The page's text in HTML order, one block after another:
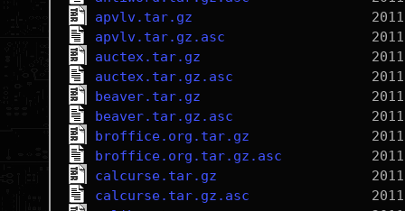
apvlv.tar.gz
apvlv.tar.gz.asc
auctex.tar.gz
auctex.tar.gz.asc
beaver.tar.gz
beaver.tar.gz.asc
broffice.org.tar.gz
broffice.org.tar.gz.asc
calcurse.tar.gz
calcurse.tar.gz.asc